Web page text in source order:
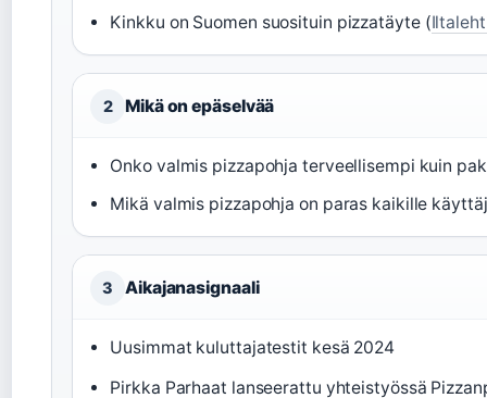
Kinkku on Suomen suosituin pizzatäyte (
2 Mikä on epäselvää
Onko valmis pizzapohja terveellisempi kuin
Mikä valmis pizzapohja on paras kaikille
3 Aikajanasignaali
Uusimmat kuluttajatestit kesä 2024
Pirkka Parhaat lanseerattu yhteistyössä